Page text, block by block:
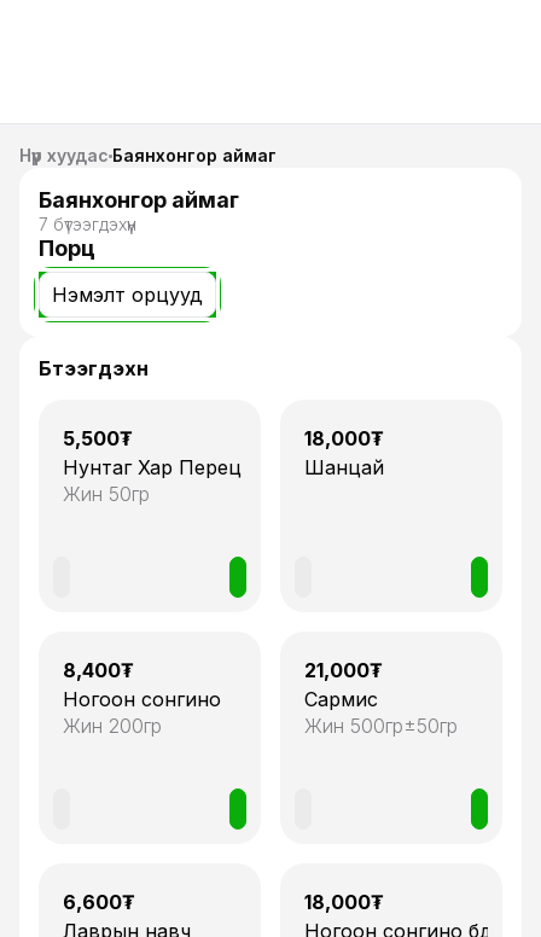
Нүүр хуудас Баянхонгор аймаг
Баянхонгор аймаг
7 бүтээгдэхүүн
Порц
Нэмэлт орцууд
Бүтээгдэхүүн
1
5,500₮
Нунтаг Хар Перец
Жин 50гр
1
18,000₮
Шанцай
1
8,400₮
Ногоон сонгино
Жин 200гр
1
21,000₮
Сармис
Жин 500гр±50гр
1
6,600₮
Лаврын навч
1
18,000₮
Ногоон сонгино бүдүүн